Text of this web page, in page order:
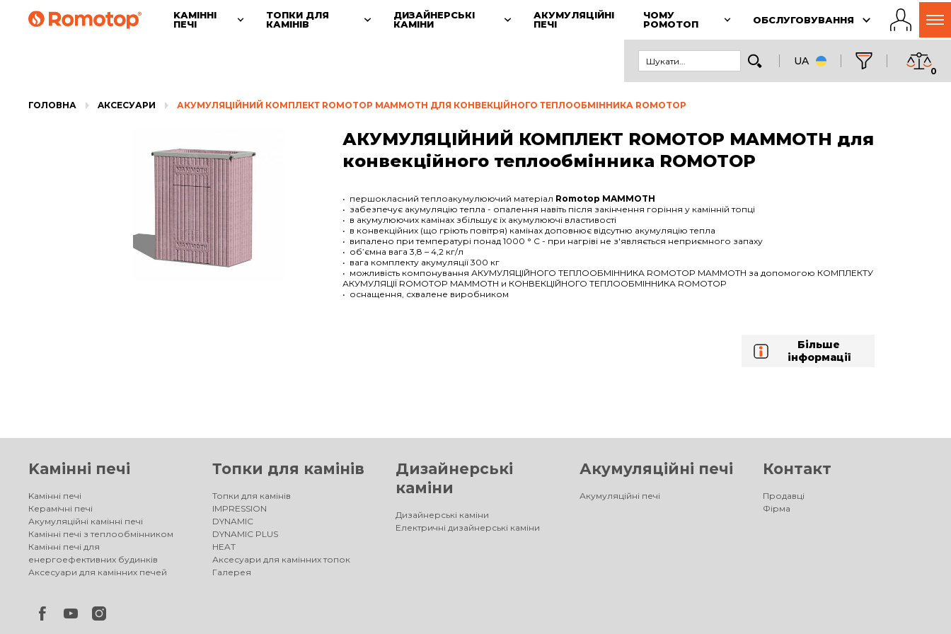
KАМІННІ
ПЕЧІ
ТОПКИ ДЛЯ
КАМІНІВ
ДИЗАЙНЕРСЬКІ
КАМІНИ
АКУМУЛЯЦІЙНІ
ПЕЧІ
ЧОМУ
РОМОТОП
ОБСЛУГОВУВАННЯ
UA
0
ГОЛОВНА AКСЕСУАРИ АКУМУЛЯЦІЙНИЙ КОМПЛЕКТ ROMOTOP MAMMOTH ДЛЯ КОНВЕКЦІЙНОГО ТЕПЛООБМІННИКА ROMOTOP
АКУМУЛЯЦІЙНИЙ КОМПЛЕКТ ROMOTOP MAMMOTH для
конвекційного теплообмінника ROMOTOP
• першокласний теплоакумулюючий матеріал Romotop MAMMOTH
• забезпечує акумуляцію тепла - опалення навіть після закінчення горіння у камінній топці
• в акумулюючих камінах збільшує їх акумулюючі властивості
• в конвекційних (що гріють повітря) камінах доповнює відсутню акумуляцію тепла
• випалено при температурі понад 1000 ° C - при нагріві не з'являється неприємного запаху
• об’ємна вага 3,8 – 4,2 кг/л
• вага комплекту акумуляції 300 кг
• можливість компонування АКУМУЛЯЦІЙНОГО ТЕПЛООБМІННИКА ROMOTOP MAMMOTH за допомогою КОМПЛЕКТУ
АКУМУЛЯЦІЇ ROMOTOP MAMMOTH и КОНВЕКЦІЙНОГО ТЕПЛООБМІННИКА ROMOTOP
• оснащення, схвалене виробником
Більше
інформації
Kамінні печі
Kамінні печі
Керамічні печі
Акумуляційні камінні печі
Камінні печі з теплообмінником
Камінні печі для
енергоефективних будинків
Аксесуари для камінних печей
Топки для камінів
Топки для камінів
IMPRESSION
DYNAMIC
DYNAMIC PLUS
HEAT
Аксесуари для камінних топок
Галерея
Дизайнерські
каміни
Дизайнерські каміни
Електричні дизайнерські каміни
Акумуляційні печі
Акумуляційні печі
Контакт
Продавці
Фірма